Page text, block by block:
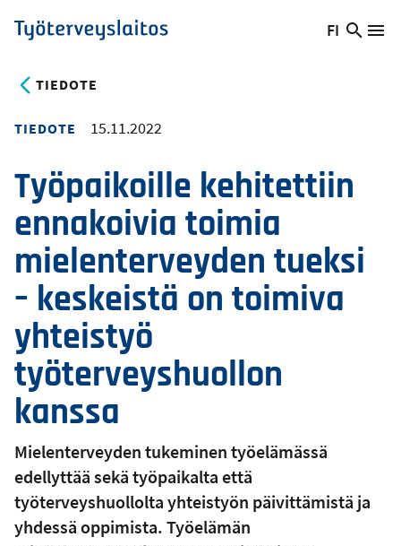
Hyppää
pääsisältöön
Työterveyslaitos
Vaihda
FI
Hae
TIEDOTE
TIEDOTE 15.11.2022
Työpaikoille kehitettiin
ennakoivia toimia
mielenterveyden tueksi
– keskeistä on toimiva
yhteistyö
työterveyshuollon
kanssa
Mielenterveyden tukeminen työelämässä
edellyttää sekä työpaikalta että
työterveyshuollolta yhteistyön päivittämistä ja
yhdessä oppimista. Työelämän